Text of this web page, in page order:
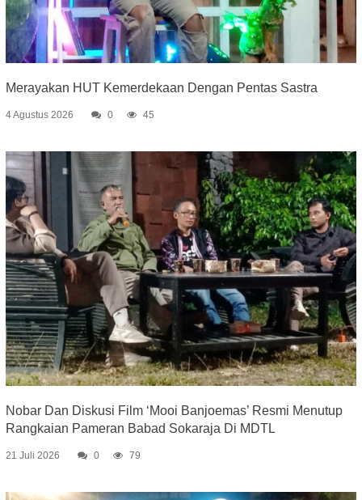
Merayakan HUT Kemerdekaan Dengan Pentas Sastra
4 Agustus 2026 0 45
Nobar Dan Diskusi Film ‘Mooi Banjoemas’ Resmi Menutup
Rangkaian Pameran Babad Sokaraja Di MDTL
21 Juli 2026 0 79